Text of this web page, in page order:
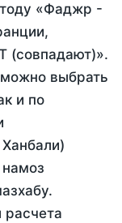
«Фаджр -
(совпадают)».
выбрать
и по